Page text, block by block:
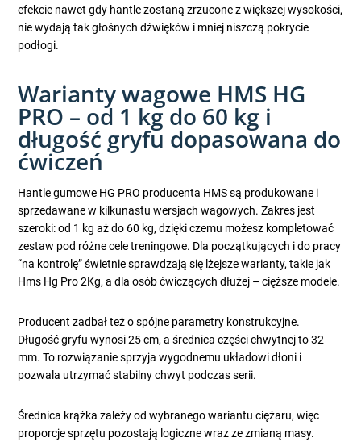
efekcie nawet gdy hantle zostaną zrzucone z większej wysokości,
nie wydają tak głośnych dźwięków i mniej niszczą pokrycie
podłogi.
Warianty wagowe HMS HG
PRO – od 1 kg do 60 kg i
długość gryfu dopasowana do
ćwiczeń
Hantle gumowe HG PRO producenta HMS są produkowane i
sprzedawane w kilkunastu wersjach wagowych. Zakres jest
szeroki: od 1 kg aż do 60 kg, dzięki czemu możesz kompletować
zestaw pod różne cele treningowe. Dla początkujących i do pracy
“na kontrolę” świetnie sprawdzają się lżejsze warianty, takie jak
Hms Hg Pro 2Kg, a dla osób ćwiczących dłużej – cięższe modele.
Producent zadbał też o spójne parametry konstrukcyjne.
Długość gryfu wynosi 25 cm, a średnica części chwytnej to 32
mm. To rozwiązanie sprzyja wygodnemu układowi dłoni i
pozwala utrzymać stabilny chwyt podczas serii.
Średnica krążka zależy od wybranego wariantu ciężaru, więc
proporcje sprzętu pozostają logiczne wraz ze zmianą masy.